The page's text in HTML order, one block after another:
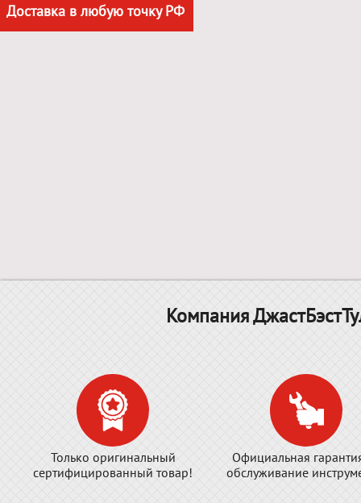
Доставка в любую точку РФ
Компания
Только оригинальный
сертифицированный товар!
Официальная
обслуживание